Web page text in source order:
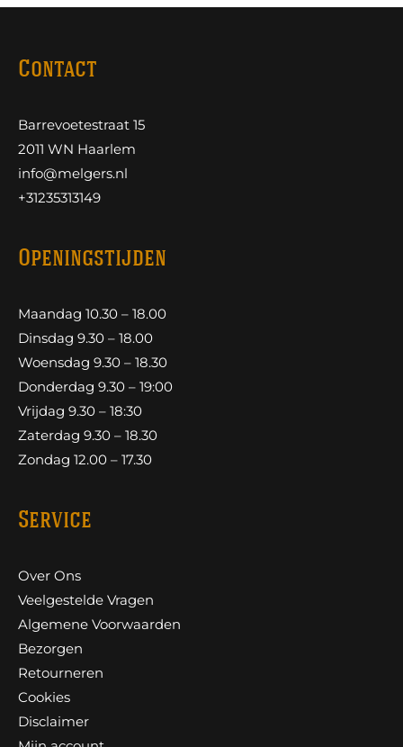
Contact
Barrevoetestraat 15
2011 WN Haarlem
info@melgers.nl
+31235313149
Openingstijden
Maandag 10.30 – 18.00
Dinsdag 9.30 – 18.00
Woensdag 9.30 – 18.30
Donderdag 9.30 – 19:00
Vrijdag 9.30 – 18:30
Zaterdag 9.30 – 18.30
Zondag 12.00 – 17.30
Service
Over Ons
Veelgestelde Vragen
Algemene Voorwaarden
Bezorgen
Retourneren
Cookies
Disclaimer